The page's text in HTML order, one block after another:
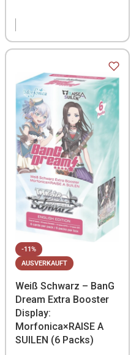
-11%
AUSVERKAUFT
Weiß Schwarz – BanG
Dream Extra Booster
Display:
Morfonica×RAISE A
SUILEN (6 Packs)